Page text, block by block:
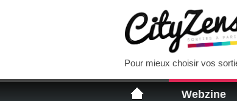
Pour mieux choisir vos
Webzine